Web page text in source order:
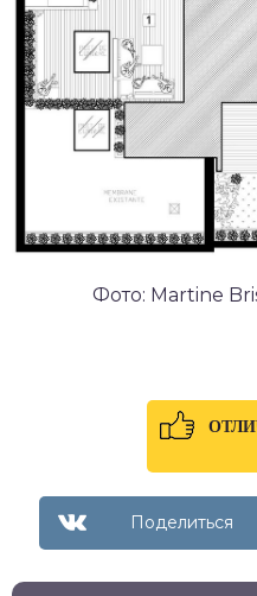
Фото: Martine